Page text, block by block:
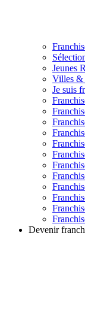
Jeunes
Villes &
Je suis
Devenir